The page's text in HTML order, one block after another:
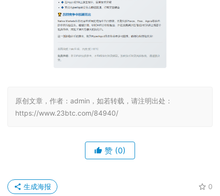
原创文章，作者：admin，如若转载，请注明出处：
https://www.23btc.com/84940/
赞 (0)
0
生成海报